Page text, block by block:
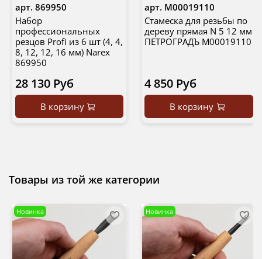
арт. 869950
Набор
профессиональных
резцов Profi из 6 шт (4, 4,
8, 12, 12, 16 мм) Narex
869950
28 130 Руб
В корзину
арт. М00019110
Стамеска для резьбы по
дереву прямая N 5 12 мм
ПЕТРОГРАДЪ М00019110
4 850 Руб
В корзину
Товары из той же категории
Новинка Новинка